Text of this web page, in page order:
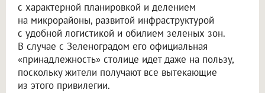
с характерной планировкой и делением
на микрорайоны, развитой инфраструктурой
с удобной логистикой и обилием зеленых зон.
В случае с Зеленоградом его официальная
«принадлежность» столице идет даже на пользу,
поскольку жители получают все вытекающие
из этого привилегии.